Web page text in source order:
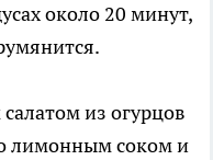
около 20 минут,
из огурцов
лимонным соком и